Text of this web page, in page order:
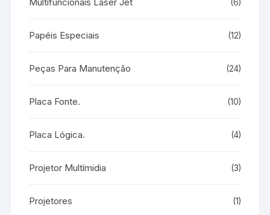
(6)
Papéis Especiais (12)
Peças Para Manutenção (24)
Placa Fonte. (10)
Placa Lógica. (4)
Projetor Multímidia (3)
Projetores (1)